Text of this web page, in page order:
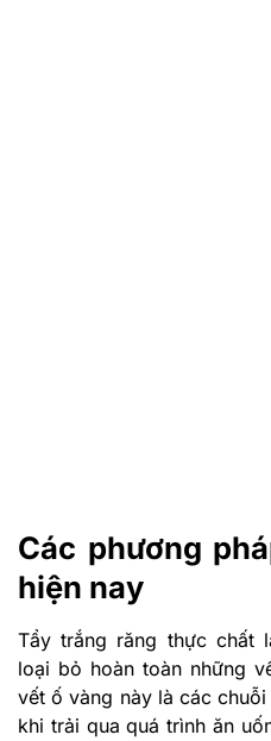
Các phương
hiện nay
Tẩy trắng răng thực chất
loại bỏ hoàn toàn những
vết ố vàng này là các
khi trải qua quá trình ăn